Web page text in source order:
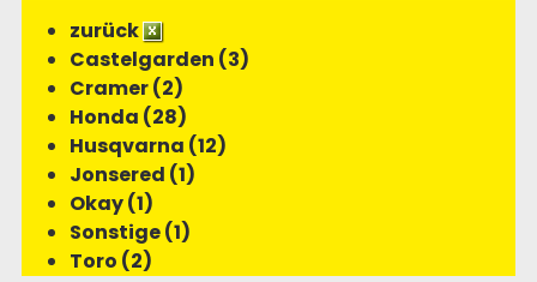
zurück
Castelgarden (3)
Cramer (2)
Honda (28)
Husqvarna (12)
Jonsered (1)
Okay (1)
Sonstige (1)
Toro (2)